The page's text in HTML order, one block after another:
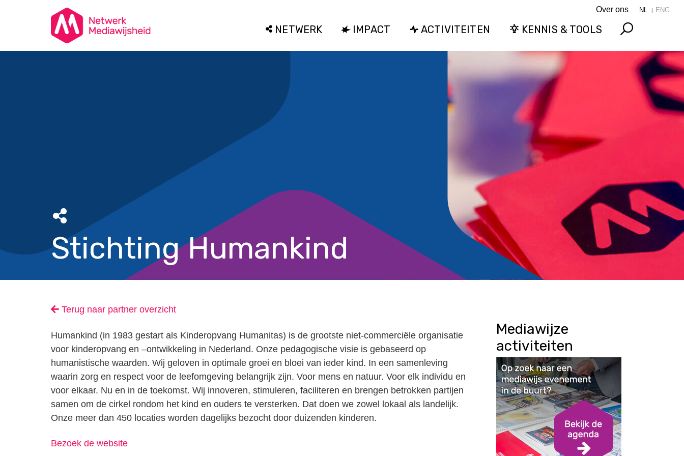
Over ons NL ENG
NETWERK IMPACT ACTIVITEITEN KENNIS & TOOLS
Stichting Humankind
Terug naar partner overzicht
Humankind (in 1983 gestart als Kinderopvang Humanitas) is de grootste niet-commerciële organisatie
voor kinderopvang en –ontwikkeling in Nederland. Onze pedagogische visie is gebaseerd op
humanistische waarden. Wij geloven in optimale groei en bloei van ieder kind. In een samenleving
waarin zorg en respect voor de leefomgeving belangrijk zijn. Voor mens en natuur. Voor elk individu en
voor elkaar. Nu en in de toekomst. Wij innoveren, stimuleren, faciliteren en brengen betrokken partijen
samen om de cirkel rondom het kind en ouders te versterken. Dat doen we zowel lokaal als landelijk.
Onze meer dan 450 locaties worden dagelijks bezocht door duizenden kinderen.
Bezoek de website
Mediawijze
activiteiten